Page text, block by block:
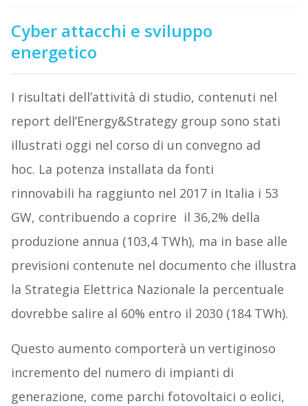
Cyber attacchi e sviluppo
energetico
I risultati dell’attività di studio, contenuti nel
report dell’Energy&Strategy group sono stati
illustrati oggi nel corso di un convegno ad
hoc. La potenza installata da fonti
rinnovabili ha raggiunto nel 2017 in Italia i 53
GW, contribuendo a coprire il 36,2% della
produzione annua (103,4 TWh), ma in base alle
previsioni contenute nel documento che illustra
la Strategia Elettrica Nazionale la percentuale
dovrebbe salire al 60% entro il 2030 (184 TWh).
Questo aumento comporterà un vertiginoso
incremento del numero di impianti di
generazione, come parchi fotovoltaici o eolici,